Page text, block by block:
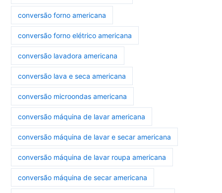
conversão forno americana
conversão forno elétrico americana
conversão lavadora americana
conversão lava e seca americana
conversão microondas americana
conversão máquina de lavar americana
conversão máquina de lavar e secar americana
conversão máquina de lavar roupa americana
conversão máquina de secar americana